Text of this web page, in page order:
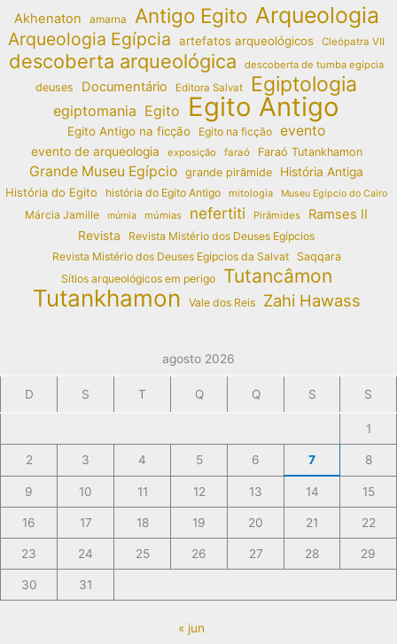
Akhenaton amarna Antigo Egito Arqueologia
Arqueologia Egípcia artefatos arqueológicos Cleópatra VII
descoberta arqueológica descoberta de tumba egípcia
deuses Documentário Editora Salvat Egiptologia
egiptomania Egito Egito Antigo
Egito Antigo na ficção Egito na ficção evento
evento de arqueologia exposição faraó Faraó Tutankhamon
Grande Museu Egípcio grande pirâmide
História Antiga
História do Egito
história do Egito Antigo mitologia Museu Egípcio do Cairo
Márcia Jamille múmia múmias nefertiti Pirâmides Ramses II
Revista
Revista Mistério dos Deuses Egípcios
Revista Mistério dos Deuses Egípcios da Salvat
Saqqara
Sítios arqueológicos em perigo
Tutancâmon
Tutankhamon Vale dos Reis Zahi Hawass
agosto 2026
D S T Q Q S S
1
2 3 4 5 6 7 8
9 10 11 12 13 14 15
16 17 18 19 20 21 22
23 24 25 26 27 28 29
30 31
« jun